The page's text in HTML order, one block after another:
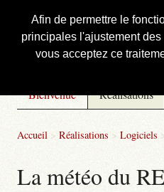
Afin de permettre le
principales l'ajustement
vous acceptez ce
Courbis, «
Bienvenue Réalisations
Accueil > Réalisations > Logiciels
La météo du